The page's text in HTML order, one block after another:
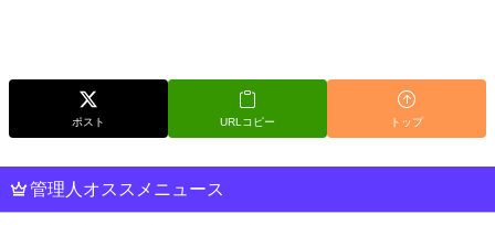
ポスト URLコピー トップ
管理人オススメニュース